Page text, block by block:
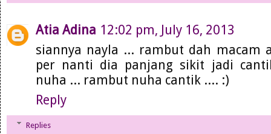
Atia Adina 12:02 pm, July 16, 2013
siannya nayla ... rambut dah macam
per nanti dia panjang sikit jadi
nuha ... rambut nuha cantik .... :)
Reply
Replies